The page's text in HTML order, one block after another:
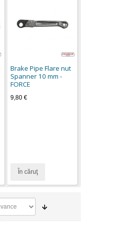
Brake Pipe Flare nut
Spanner 10 mm -
FORCE
9,80 €
În căruţ